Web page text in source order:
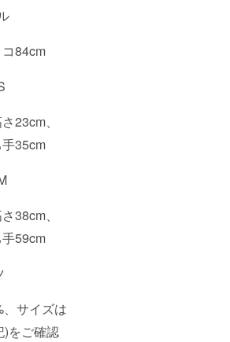
84cm
23cm、
35cm
38cm、
59cm
サイズは
)をご確認